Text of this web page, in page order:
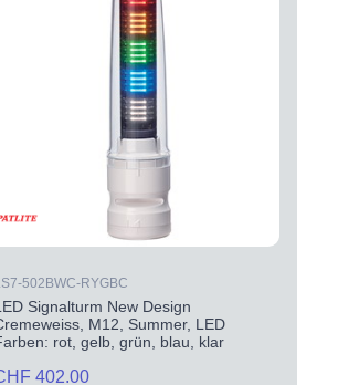
502BWC-RYGBC
Signalturm New Design
M12, Summer, LED
rot, gelb, grün, blau, klar
402.00